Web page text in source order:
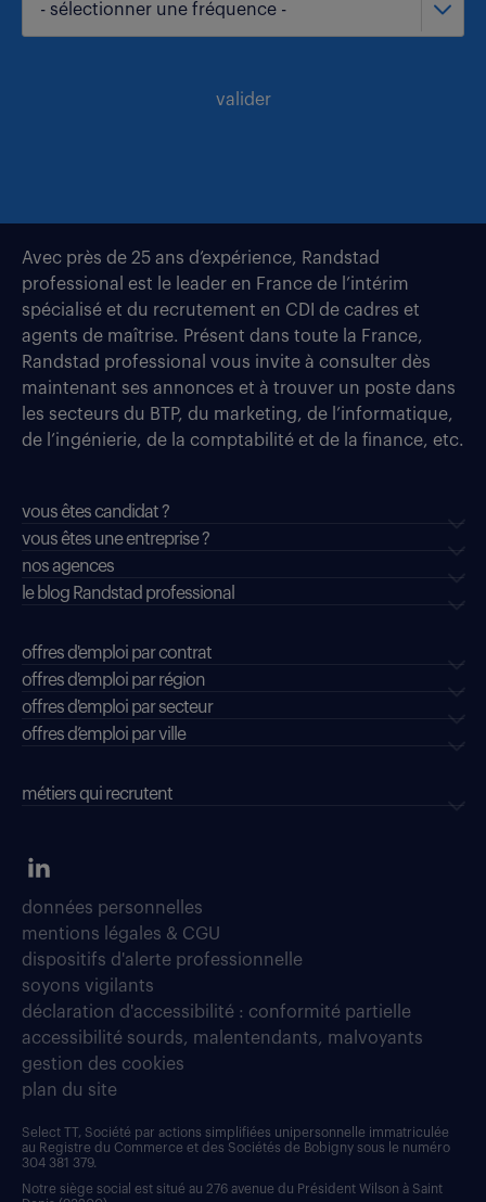
- sélectionner une fréquence -
valider
Avec près de 25 ans d’expérience, Randstad
professional est le leader en France de l’intérim
spécialisé et du recrutement en CDI de cadres et
agents de maîtrise. Présent dans toute la France,
Randstad professional vous invite à consulter dès
maintenant ses annonces et à trouver un poste dans
les secteurs du BTP, du marketing, de l’informatique,
de l’ingénierie, de la comptabilité et de la finance, etc.
vous êtes candidat ?
vous êtes une entreprise ?
nos agences
le blog Randstad professional
offres d'emploi par contrat
offres d'emploi par région
offres d'emploi par secteur
offres d’emploi par ville
métiers qui recrutent
données personnelles
mentions légales & CGU
dispositifs d'alerte professionnelle
soyons vigilants
déclaration d'accessibilité : conformité partielle
accessibilité sourds, malentendants, malvoyants
gestion des cookies
plan du site
Select TT, Société par actions simplifiées unipersonnelle immatriculée
au Registre du Commerce et des Sociétés de Bobigny sous le numéro
304 381 379.
Notre siège social est situé au 276 avenue du Président Wilson à Saint